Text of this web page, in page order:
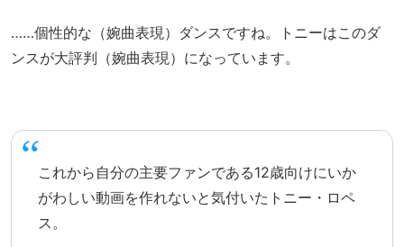
……個性的な（婉曲表現）ダンスですね。トニーはこのダ
ンスが大評判（婉曲表現）になっています。
これから自分の主要ファンである12歳向けにいか
がわしい動画を作れないと気付いたトニー・ロペ
ス。